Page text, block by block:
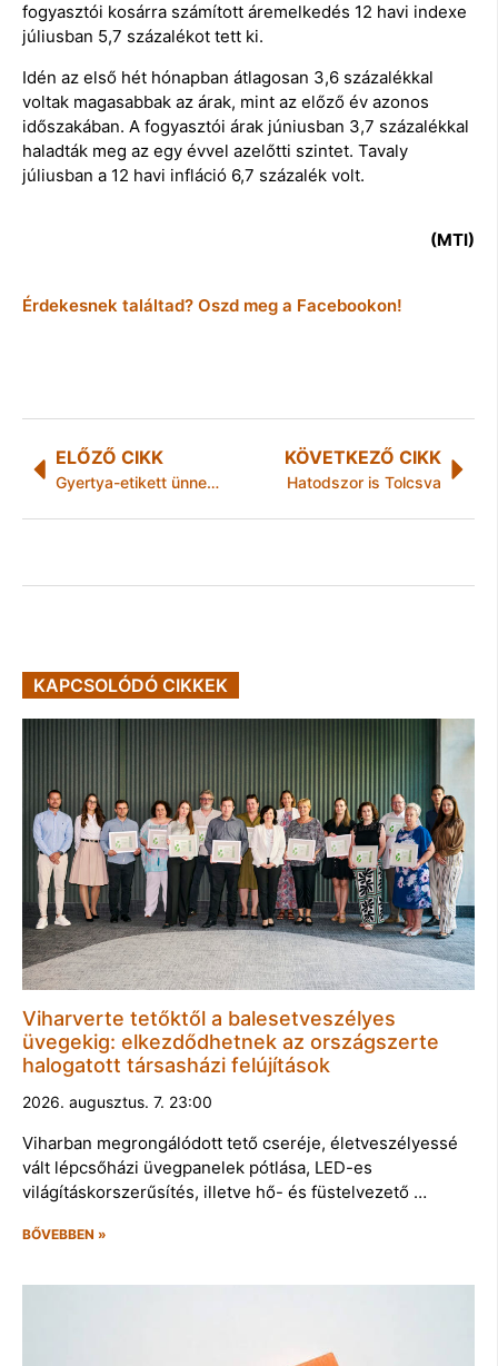
fogyasztói kosárra számított áremelkedés 12 havi indexe
júliusban 5,7 százalékot tett ki.
Idén az első hét hónapban átlagosan 3,6 százalékkal
voltak magasabbak az árak, mint az előző év azonos
időszakában. A fogyasztói árak júniusban 3,7 százalékkal
haladták meg az egy évvel azelőtti szintet. Tavaly
júliusban a 12 havi infláció 6,7 százalék volt.
(MTI)
Érdekesnek találtad? Oszd meg a Facebookon!
ELŐZŐ CIKK
Gyertya-etikett ünnepi és hétköznapi alkalomra
KÖVETKEZŐ CIKK
Hatodszor is Tolcsva
KAPCSOLÓDÓ CIKKEK
Viharverte tetőktől a balesetveszélyes
üvegekig: elkezdődhetnek az országszerte
halogatott társasházi felújítások
2026. augusztus. 7. 23:00
Viharban megrongálódott tető cseréje, életveszélyessé
vált lépcsőházi üvegpanelek pótlása, LED-es
világításkorszerűsítés, illetve hő- és füstelvezető …
BŐVEBBEN »